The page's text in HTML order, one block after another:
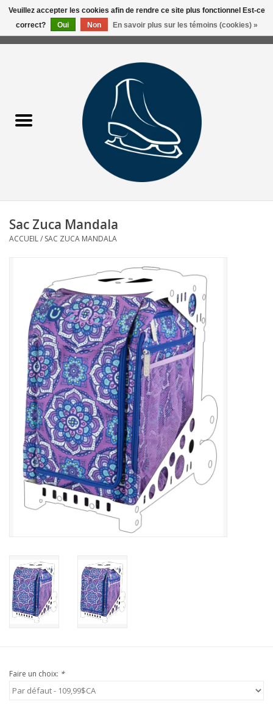
0 Articles - 0,00$CA
Liquidation/Clearance
Patins Usagés
Hockey
Pièces uniques Lamond
Signature
Zuca
Rendez-vous achat de patins
Sac Zuca Mandala
ACCUEIL/ SAC ZUCA MANDALA
Faire un choix: *
Veuillez accepter les cookies afin de rendre ce site plus fonctionnel Est-ce
correct?
Oui Non En savoir plus sur les témoins (cookies) »